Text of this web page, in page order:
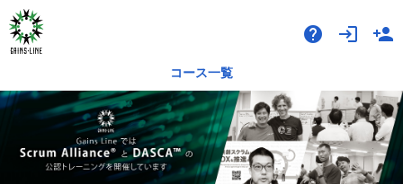
help login person_add
コース一覧